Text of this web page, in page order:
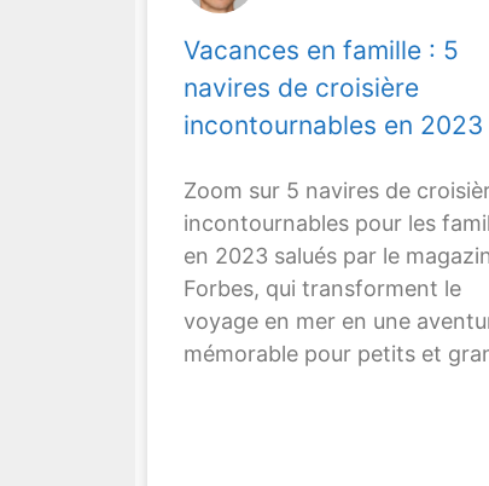
Vacances en famille : 5
navires de croisière
incontournables en 2023
Zoom sur 5 navires de
incontournables pour les
en 2023 salués par le
Forbes, qui transforment le
voyage en mer en une
mémorable pour petits et